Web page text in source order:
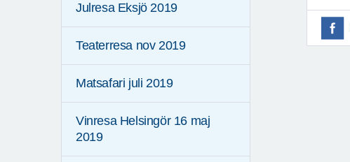
Julresa Eksjö 2019
Teaterresa nov 2019
Matsafari juli 2019
Vinresa Helsingör 16 maj
2019